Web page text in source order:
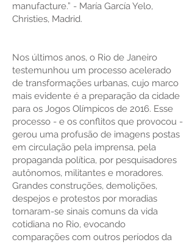
manufacture.” - María García Yelo,
Christies, Madrid.
Nos últimos anos, o Rio de Janeiro
testemunhou um processo acelerado
de transformações urbanas, cujo marco
mais evidente é a preparação da cidade
para os Jogos Olímpicos de 2016. Esse
processo - e os conflitos que provocou -
gerou uma profusão de imagens postas
em circulação pela imprensa, pela
propaganda política, por pesquisadores
autônomos, militantes e moradores.
Grandes construções, demolições,
despejos e protestos por moradias
tornaram-se sinais comuns da vida
cotidiana no Rio, evocando
comparações com outros períodos da